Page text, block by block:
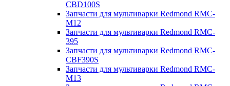
CBD100S
Запчасти для мультиварки Redmond RMC-
M12
Запчасти для мультиварки Redmond RMC-
395
Запчасти для мультиварки Redmond RMC-
CBF390S
Запчасти для мультиварки Redmond RMC-
M13